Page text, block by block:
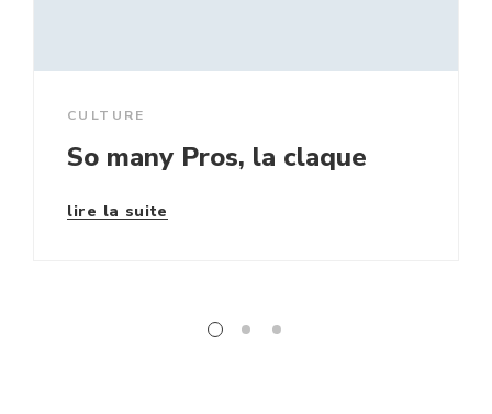
CULTURE
So many Pros, la claque
lire la suite